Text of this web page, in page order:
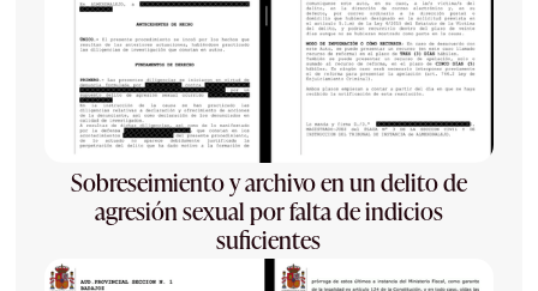
Sobreseimiento y archivo en un delito de
agresión sexual por falta de indicios
suficientes